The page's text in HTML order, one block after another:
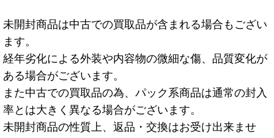
未開封商品は中古での買取品が含まれる場合もござい
ます。
経年劣化による外装や内容物の微細な傷、品質変化が
ある場合がございます。
また中古での買取品の為、パック系商品は通常の封入
率とは大きく異なる場合がございます。
未開封商品の性質上、返品・交換はお受け出来ませ